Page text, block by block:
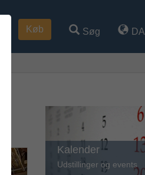
Køb Søg DA
Kalender
Udstillinger og events